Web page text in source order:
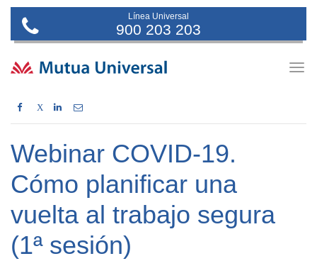
Línea Universal
900 203 203
X
Webinar COVID-19.
Cómo planificar una
vuelta al trabajo segura
(1ª sesión)